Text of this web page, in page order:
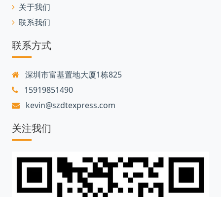
关于我们
联系我们
联系方式
深圳市富基置地大厦1栋825
15919851490
kevin@szdtexpress.com
关注我们